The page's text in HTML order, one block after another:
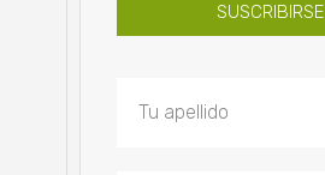
SUSCRIBIRSE